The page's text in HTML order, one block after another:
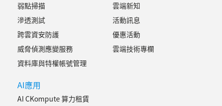
弱點掃描
滲透測試
跨雲資安防護
威脅偵測應變服務
資料庫與特權帳號管理
雲端新知
活動訊息
優惠活動
雲端技術專欄
AI應用
AI CKompute 算力租賃